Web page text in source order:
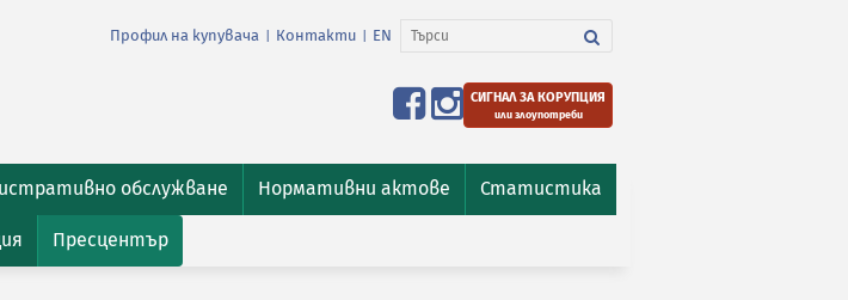
Профил на купувача Контакти EN
СИГНАЛ ЗА КОРУПЦИЯ
или злоупотреби
обслужване Нормативни актове Статистика
Пресцентър